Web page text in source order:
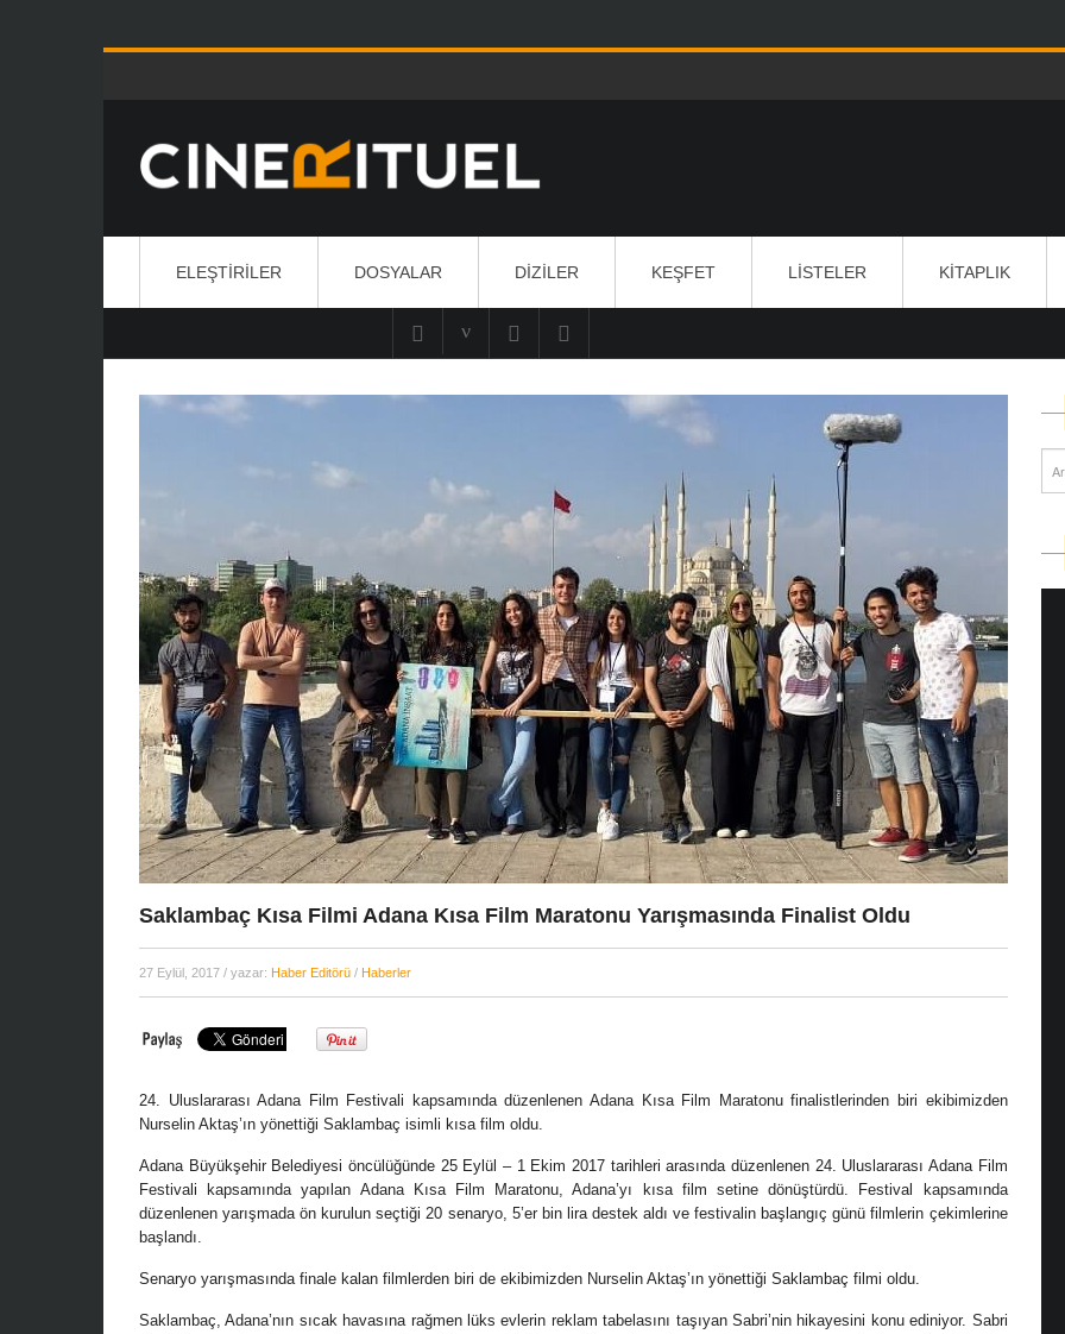
ELEŞTIRILER DOSYALAR DIZILER KEŞFET LISTELER KITAPLIK
Saklambaç Kısa Filmi Adana Kısa Film Maratonu Yarışmasında Finalist Oldu
27 Eylül, 2017 / yazar: Haber Editörü / Haberler
24. Uluslararası Adana Film Festivali kapsamında düzenlenen Adana Kısa Film Maratonu finalistlerinden biri ekibimizden
Nurselin Aktaş’ın yönettiği Saklambaç isimli kısa film oldu.
Adana Büyükşehir Belediyesi öncülüğünde 25 Eylül – 1 Ekim 2017 tarihleri arasında düzenlenen 24. Uluslararası Adana Film
Festivali kapsamında yapılan Adana Kısa Film Maratonu, Adana’yı kısa film setine dönüştürdü. Festival kapsamında
düzenlenen yarışmada ön kurulun seçtiği 20 senaryo, 5’er bin lira destek aldı ve festivalin başlangıç günü filmlerin çekimlerine
başlandı.
Senaryo yarışmasında finale kalan filmlerden biri de ekibimizden Nurselin Aktaş’ın yönettiği Saklambaç filmi oldu.
Saklambaç, Adana’nın sıcak havasına rağmen lüks evlerin reklam tabelasını taşıyan Sabri’nin hikayesini konu ediniyor. Sabri
Yönetmen Sineması: Jane Campion
07 Kasım, 2017/ yazar:Dilan Salkaya
Uzun metrajları bir yana, adını son dönemde en
çok Top of the Lake dizisi ile duyduğumuz Yeni
Zelandalı yönetmen ...
Yönetmen Sineması: Agnès Varda
19 Ocak, 2019/ yazar:İlayda Bıyıklı
yönetmen Agnès Varda, ...